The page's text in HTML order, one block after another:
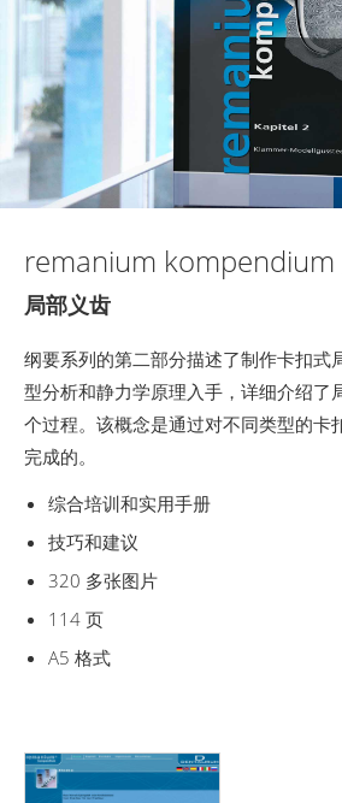
remanium kompendium
局部义齿
纲要系列的第二部分描述了制作卡扣式
型分析和静力学原理入手，详细介绍了
个过程。该概念是通过对不同类型的卡
完成的。
综合培训和实用手册
技巧和建议
320 多张图片
114 页
A5 格式